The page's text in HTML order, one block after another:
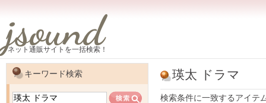
jsound
ネット通販サイトを一括検索！
瑛太 ドラマ
検索条件に一致するアイテ
キーワード検索